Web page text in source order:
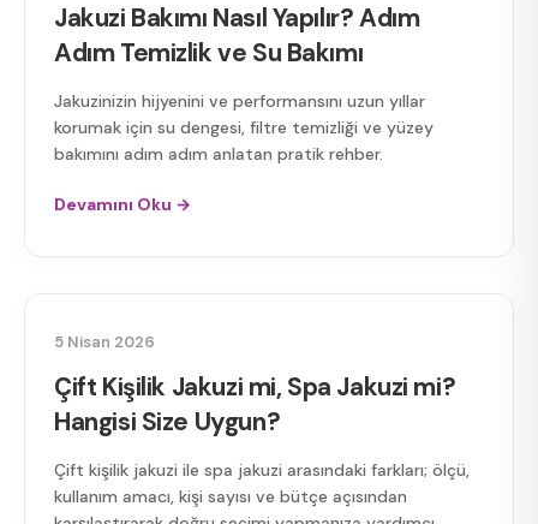
Jakuzi Bakımı Nasıl Yapılır? Adım
Adım Temizlik ve Su Bakımı
Jakuzinizin hijyenini ve performansını uzun yıllar
korumak için su dengesi, filtre temizliği ve yüzey
bakımını adım adım anlatan pratik rehber.
Devamını Oku →
5 Nisan 2026
Çift Kişilik Jakuzi mi, Spa Jakuzi mi?
Hangisi Size Uygun?
Çift kişilik jakuzi ile spa jakuzi arasındaki farkları; ölçü,
kullanım amacı, kişi sayısı ve bütçe açısından